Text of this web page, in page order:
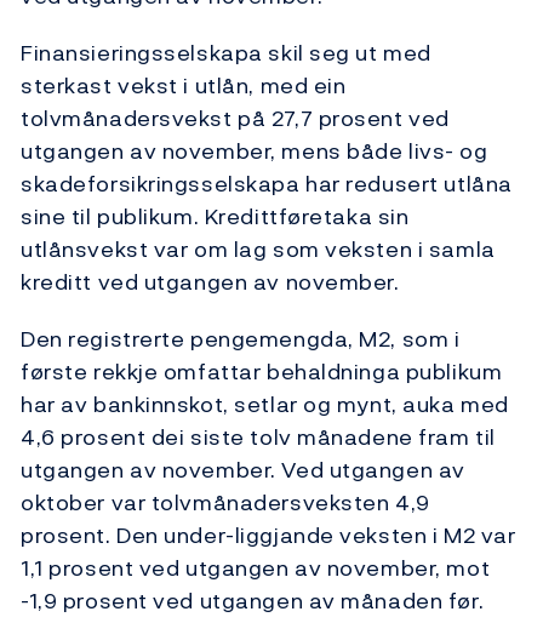
Finansieringsselskapa skil seg ut med
sterkast vekst i utlån, med ein
tolvmånadersvekst på 27,7 prosent ved
utgangen av november, mens både livs- og
skadeforsikringsselskapa har redusert utlåna
sine til publikum. Kredittføretaka sin
utlånsvekst var om lag som veksten i samla
kreditt ved utgangen av november.
Den registrerte pengemengda, M2, som i
første rekkje omfattar behaldninga publikum
har av bankinnskot, setlar og mynt, auka med
4,6 prosent dei siste tolv månadene fram til
utgangen av november. Ved utgangen av
oktober var tolvmånadersveksten 4,9
prosent. Den under-liggjande veksten i M2 var
1,1 prosent ved utgangen av november, mot
-1,9 prosent ved utgangen av månaden før.